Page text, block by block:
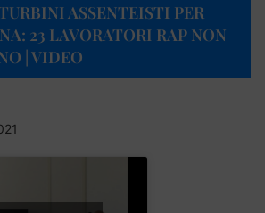
ASSENTEISTI PER
23 LAVORATORI RAP NON
| VIDEO